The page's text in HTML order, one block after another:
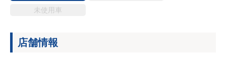
未使用車
店舗情報